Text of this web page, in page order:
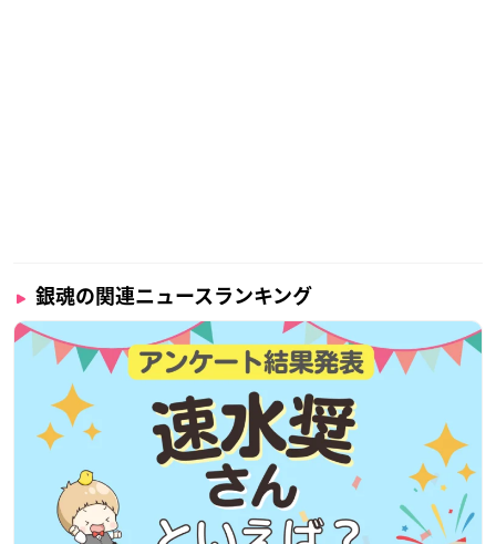
銀魂の関連ニュースランキング